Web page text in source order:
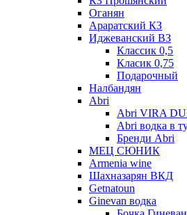
Оганян
Араратский КЗ
Иджеванский ВЗ
Классик 0,5
Класик 0,75
Подарочный
Налбандян
Abri
Abri VIRA
Abri водка в
Бренди Abri
МЕЦ СЮНИК
Armenia wine
Шахназарян ВКД
Getnatoun
Ginevan водка